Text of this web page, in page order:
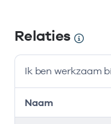
Relaties
Ik ben werkzaam
Naam